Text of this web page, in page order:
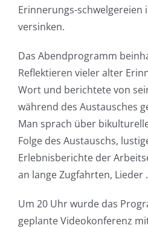
Erinnerungs-schwelgereien
versinken.
Das Abendprogramm
Reflektieren vieler alter
Wort und berichtete von
während des Austausches
Man sprach über
Folge des Austauschs,
Erlebnisberichte der
an lange Zugfahrten, Lieder
Um 20 Uhr wurde das
geplante Videokonferenz